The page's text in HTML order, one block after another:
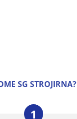
SG STROJIRNA?